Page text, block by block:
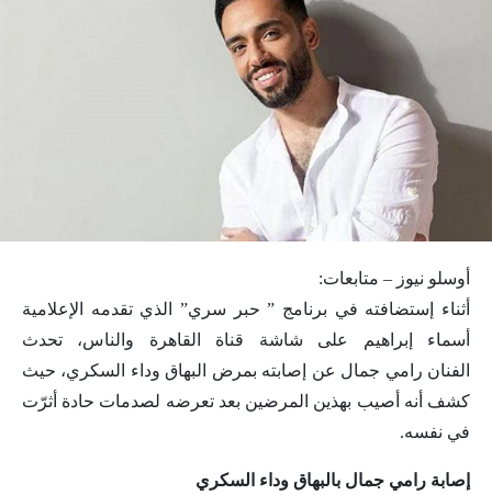
أوسلو نيوز – متابعات:
أثناء إستضافته في برنامج ” حبر سري” الذي تقدمه الإعلامية
أسماء إبراهيم على شاشة قناة القاهرة والناس، تحدث
الفنان رامي جمال عن إصابته بمرض البهاق وداء السكري، حيث
كشف أنه أصيب بهذين المرضين بعد تعرضه لصدمات حادة أثرّت
في نفسه.
إصابة رامي جمال بالبهاق وداء السكري